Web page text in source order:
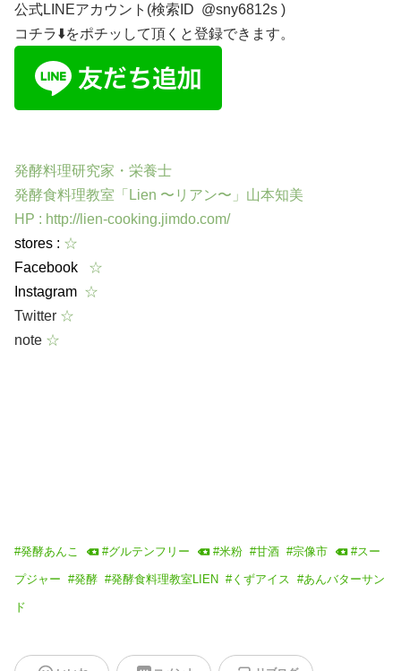
公式LINEアカウント(検索ID @sny6812s )
コチラ⬇️をポチッして頂くと登録できます。
発酵料理研究家・栄養士
発酵食料理教室「Lien 〜リアン〜」山本知美
HP : http://lien-cooking.jimdo.com/
stores : ☆
Facebook ☆
Instagram ☆
Twitter ☆
note ☆
#発酵あんこ #グルテンフリー #米粉 #甘酒 #宗像市 #スー
プジャー #発酵 #発酵食料理教室LIEN #くずアイス #あんバターサン
ド